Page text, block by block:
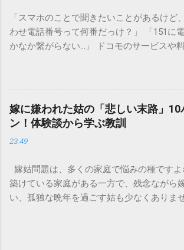
す）」と「膠（にかわ）」、そして水です
微細かつ独特の粘性を持っているため、下
の観点から以下の問題が発生します。 1. 環
施設であっても、これらの微粒子を完全に
とは容易ではありません。大量に流し続け
到達し、水質の濁りや生態系へ悪影響を及
ます。 2. 排水管の詰まりと劣化 墨汁の粘度
め、深刻な詰まりを引き起こします。特に
住宅では配管トラブルが起きやすく、修理
ケースも珍しくありません。 3. 頑固なシミ
やホーロー製のシンクに墨汁が付着すると
材の隙間に入り込み、取れない黒ずみとな
「スマホのことで聞きたいことがあるけど
わせ電話番号って何番だっけ？」 「151に
かなか繋がらない…」 ドコモのサービスや
ンフォメーションセンター」の専用電話番
ね。 でも、「 ドコモ151は何時まで 営業
151は何時から 受付可能なの？」と営業時
かなか電話ができない方もいるかもしれま
は、ドコモ151の営業時間や、電話が繋がり
らには電話がつながらない時の対処法をわ
言うと、ドコモのインフォメーションセン
時間は、 午前9時から午後8時まで です。
祝日も営業しています。「 151 営業時間 」
って連絡することができますね。 この時間
嫁に嫌われた姑の「悲しい末路」10
ン！体験談から学ぶ教訓
23:49
嫁姑問題は、多くの家庭で悩みの種です
築けている家庭がある一方で、残念ながら
い、孤独な晩年を過ごす姑も少なくありま
を10パターンご紹介します。実体験に基づ